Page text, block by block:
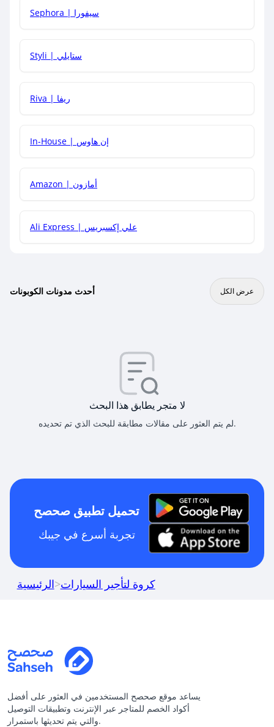
هل يمكنني جمع كود خصم مع العروض الأخرى؟
Sephora | سيفورا
Styli | ستايلي
Riva | ريفا
In-House | إن هاوس
Amazon | أمازون
Ali Express | علي إكسبريس
أحدث مدونات الكوبونات عرض الكل
لا متجر يطابق هذا البحث
لم يتم العثور على مقالات مطابقة للبحث الذي تم تحديده.
تحميل تطبيق صحصح
تجربة أسرع في جيبك
الرئيسية>كروة لتأجير السيارات
يساعد موقع صحصح المستخدمين في العثور على أفضل
أكواد الخصم للمتاجر عبر الإنترنت وتطبيقات التوصيل
والتي يتم تحديثها باستمرار.